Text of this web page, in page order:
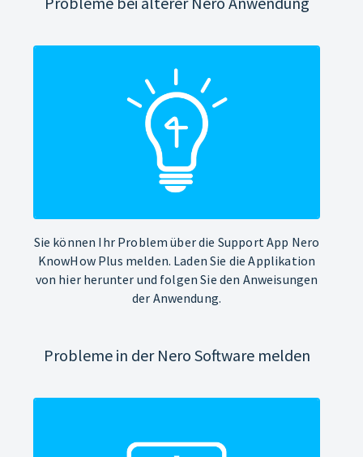
Sie können Ihr Problem über die Support App Nero
KnowHow Plus melden. Laden Sie die Applikation
von hier herunter und folgen Sie den Anweisungen
der Anwendung.
Probleme in der Nero Software melden